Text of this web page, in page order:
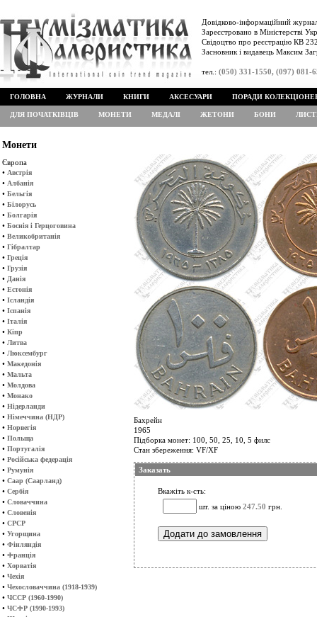
Довідково-інформаційний
Зареєстровано в Міністерстві
Свідоцтво про реєстрацію КВ
Засновник і видавець Максим
тел.: (050) 331-1550, (097) 081-
ГОЛОВНА ЖУРНАЛИ КНИГИ АКСЕСУАРИ ПОРАДИ
ДЛЯ ПОЧАТКІВЦІВ МОНЕТИ МЕДАЛІ ЖЕТОНИ БОНИ
Монети
Європа
• Австрія
• Албанія
• Бельгія
• Білорусь
• Болгарія
• Боснія і Герцоговина
• Великобританія
• Гібралтар
• Греція
• Грузія
• Данія
• Естонія
• Ісландія
• Іспанія
• Італія
• Кіпр
• Литва
• Люксембург
• Македонія
• Мальта
• Молдова
• Монако
• Нідерланди
• Німеччина (НДР)
• Норвегія
• Польща
• Португалія
• Російська федерація
• Румунія
• Саар (Саарланд)
• Сербія
• Словаччина
• Словенія
• СРСР
• Угорщина
• Фінляндія
• Франція
• Хорватія
• Чехія
• Чехословаччина (1918-1939)
• ЧССР (1960-1990)
• ЧСФР (1990-1993)
Бахрейн
1965
Підборка монет: 100, 50, 25, 10, 5 филс
Стан збереження: VF/XF
Заказать
Вкажіть к-сть:
шт. за ціною 247.50 грн.